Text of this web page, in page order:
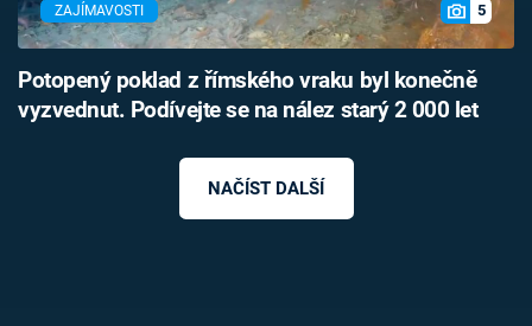
ZAJÍMAVOSTI 5
Potopený poklad z římského vraku byl konečně
vyzvednut. Podívejte se na nález starý 2 000 let
NAČÍST DALŠÍ